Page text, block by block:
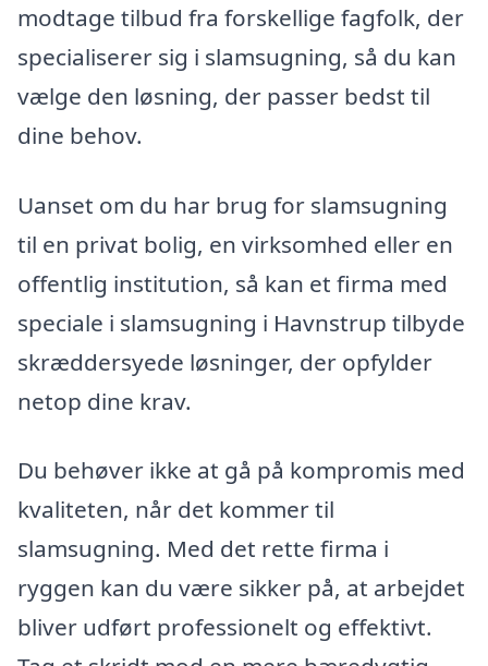
modtage tilbud fra forskellige fagfolk, der
specialiserer sig i slamsugning, så du kan
vælge den løsning, der passer bedst til
dine behov.
Uanset om du har brug for slamsugning
til en privat bolig, en virksomhed eller en
offentlig institution, så kan et firma med
speciale i slamsugning i Havnstrup tilbyde
skræddersyede løsninger, der opfylder
netop dine krav.
Du behøver ikke at gå på kompromis med
kvaliteten, når det kommer til
slamsugning. Med det rette firma i
ryggen kan du være sikker på, at arbejdet
bliver udført professionelt og effektivt.